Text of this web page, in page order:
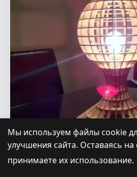
Мы используем файлы cookie
улучшения сайта. Оставаясь на
принимаете их использование.